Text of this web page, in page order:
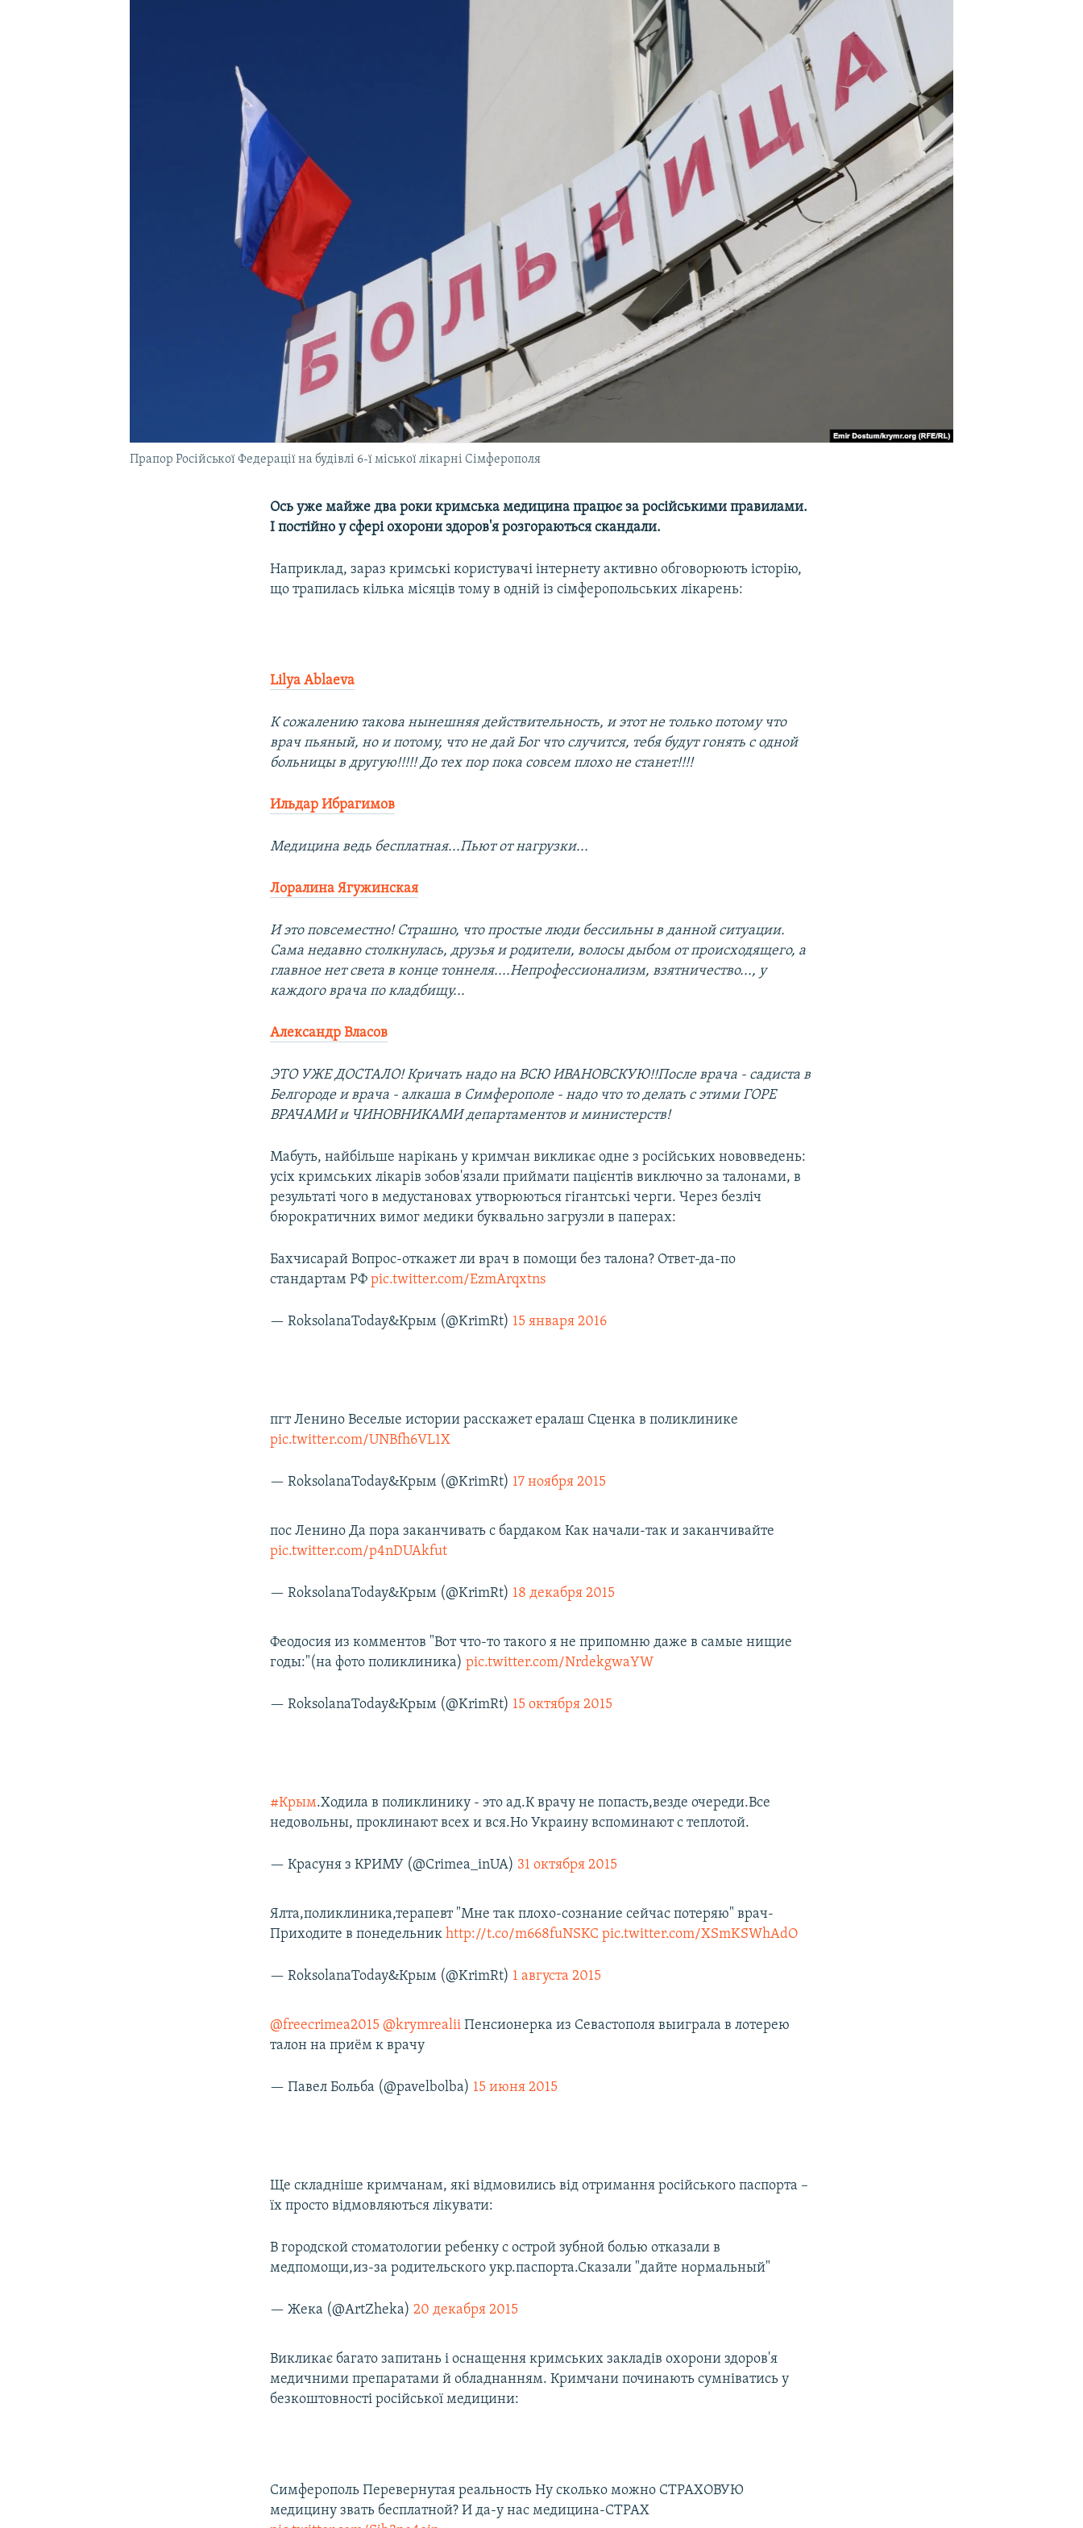
Прапор Російської Федерації на будівлі 6-ї міської лікарні Сімферополя
Ось уже майже два роки кримська медицина працює за російськими правилами.
І постійно у сфері охорони здоров'я розгораються скандали.
Наприклад, зараз кримські користувачі інтернету активно обговорюють історію,
що трапилась кілька місяців тому в одній із сімферопольських лікарень:
Lilya Ablaeva
К сожалению такова нынешняя действительность, и этот не только потому что
врач пьяный, но и потому, что не дай Бог что случится, тебя будут гонять с одной
больницы в другую!!!!! До тех пор пока совсем плохо не станет!!!!
Ильдар Ибрагимов
Медицина ведь бесплатная...Пьют от нагрузки...
Лоралина Ягужинская
И это повсеместно! Страшно, что простые люди бессильны в данной ситуации.
Сама недавно столкнулась, друзья и родители, волосы дыбом от происходящего, а
главное нет света в конце тоннеля....Непрофессионализм, взятничество..., у
каждого врача по кладбищу...
Александр Власов
ЭТО УЖЕ ДОСТАЛО! Кричать надо на ВСЮ ИВАНОВСКУЮ!!После врача - садиста в
Белгороде и врача - алкаша в Симферополе - надо что то делать с этими ГОРЕ
ВРАЧАМИ и ЧИНОВНИКАМИ департаментов и министерств!
Мабуть, найбільше нарікань у кримчан викликає одне з російських нововведень:
усіх кримських лікарів зобов'язали приймати пацієнтів виключно за талонами, в
результаті чого в медустановах утворюються гігантські черги. Через безліч
бюрократичних вимог медики буквально загрузли в паперах:
Бахчисарай Вопрос-откажет ли врач в помощи без талона? Ответ-да-по
стандартам РФpic.twitter.com/EzmArqxtns
— RoksolanaToday&Крым (@KrimRt) 15 января 2016
пгт Ленино Веселые истории расскажет ералаш Сценка в поликлинике
pic.twitter.com/UNBfh6VL1X
— RoksolanaToday&Крым (@KrimRt) 17 ноября 2015
пос Ленино Да пора заканчивать с бардаком Как начали-так и заканчивайте
pic.twitter.com/p4nDUAkfut
— RoksolanaToday&Крым (@KrimRt) 18 декабря 2015
Феодосия из комментов "Вот что-то такого я не припомню даже в самые нищие
годы:"(на фото поликлиника)pic.twitter.com/NrdekgwaYW
— RoksolanaToday&Крым (@KrimRt) 15 октября 2015
#Крым.Ходила в поликлинику - это ад.К врачу не попасть,везде очереди.Все
недовольны, проклинают всех и вся.Но Украину вспоминают с теплотой.
— Красуня з КРИМУ (@Crimea_inUA) 31 октября 2015
Ялта,поликлиника,терапевт "Мне так плохо-сознание сейчас потеряю" врач-
Приходите в понедельникhttp://t.co/m668fuNSKC pic.twitter.com/XSmKSWhAdO
— RoksolanaToday&Крым (@KrimRt) 1 августа 2015
@freecrimea2015 @krymrealii Пенсионерка из Севастополя выиграла в лотерею
талон на приём к врачу
— Павел Больба (@pavelbolba) 15 июня 2015
​Ще складніше кримчанам, які відмовились від отримання російського паспорта –
їх просто відмовляються лікувати:
В городской стоматологии ребенку с острой зубной болью отказали в
медпомощи,из-за родительского укр.паспорта.Сказали "дайте нормальный"
— Жека (@ArtZheka)20 декабря 2015
Викликає багато запитань і оснащення кримських закладів охорони здоров'я
медичними препаратами й обладнанням. Кримчани починають сумніватись у
безкоштовності російської медицини:
Симферополь Перевернутая реальность Ну сколько можно СТРАХОВУЮ
медицину звать бесплатной? И да-у нас медицина-СТРАХ